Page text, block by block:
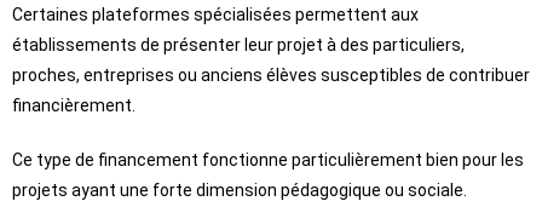
Certaines plateformes spécialisées permettent aux
établissements de présenter leur projet à des particuliers,
proches, entreprises ou anciens élèves susceptibles de contribuer
financièrement.
Ce type de financement fonctionne particulièrement bien pour les
projets ayant une forte dimension pédagogique ou sociale.